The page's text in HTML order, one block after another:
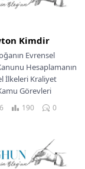
Kimdir
Evrensel
Hesaplamanın
İlkeleri Kraliyet
Görevleri
Yılları Ve Bilimsel
190 0